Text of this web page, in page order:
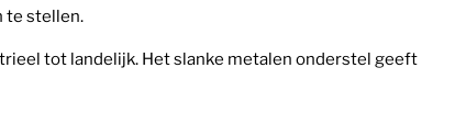
te stellen.
tot landelijk. Het slanke metalen onderstel geeft